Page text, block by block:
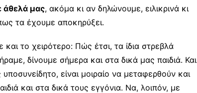
άθελά μας, ακόμα κι αν δηλώνουμε, ειλικρινά κι
τα έχουμε αποκηρύξει.
και το χειρότερο: Πώς έτσι, τα ίδια στρεβλά
δίνουμε σήμερα και στα δικά μας παιδιά. Και
είναι μοιραίο να μεταφερθούν και
και στα δικά τους εγγόνια. Να, λοιπόν, με